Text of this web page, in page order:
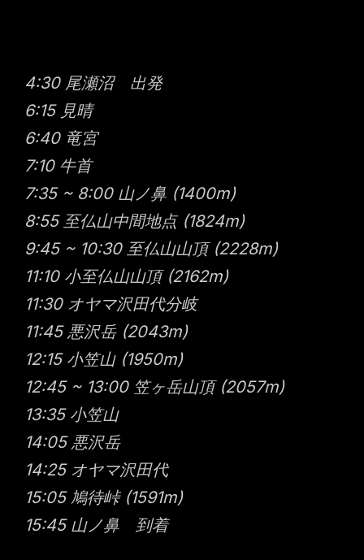
4:30 尾瀬沼 出発
6:15 見晴
6:40 竜宮
7:10 牛首
7:35 ~ 8:00 山ノ鼻 (1400m)
8:55 至仏山中間地点 (1824m)
9:45 ~ 10:30 至仏山山頂 (2228m)
11:10 小至仏山山頂 (2162m)
11:30 オヤマ沢田代分岐
11:45 悪沢岳 (2043m)
12:15 小笠山 (1950m)
12:45 ~ 13:00 笠ヶ岳山頂 (2057m)
13:35 小笠山
14:05 悪沢岳
14:25 オヤマ沢田代
15:05 鳩待峠 (1591m)
15:45 山ノ鼻 到着